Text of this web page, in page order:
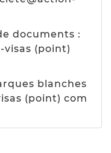
documents :
visas (point)
blanches
(point) com